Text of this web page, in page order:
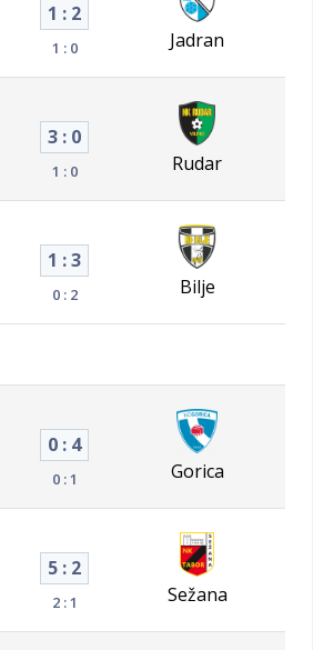
1 : 2
1 : 0 Jadran
3 : 0
1 : 0 Rudar
1 : 3
0 : 2 Bilje
0 : 4
0 : 1 Gorica
5 : 2
2 : 1 Sežana